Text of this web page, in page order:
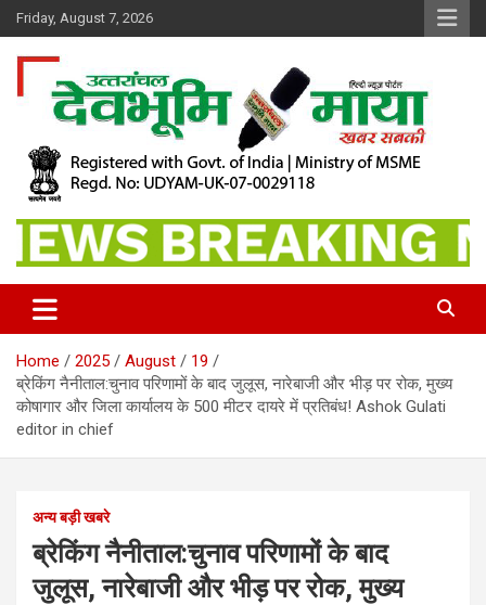
Skip
to
content
Friday, August 7, 2026
Dev Bhoomi Maya
Home 2025 August
19
ब्रेकिंग नैनीताल:चुनाव परिणामों के बाद जुलूस, नारेबाजी और भीड़ पर रोक, मुख्य
कोषागार और जिला कार्यालय के 500 मीटर दायरे में प्रतिबंध! Ashok Gulati
editor in chief
अन्य बड़ी खबरे
ब्रेकिंग नैनीताल:चुनाव परिणामों के बाद
जुलूस, नारेबाजी और भीड़ पर रोक, मुख्य